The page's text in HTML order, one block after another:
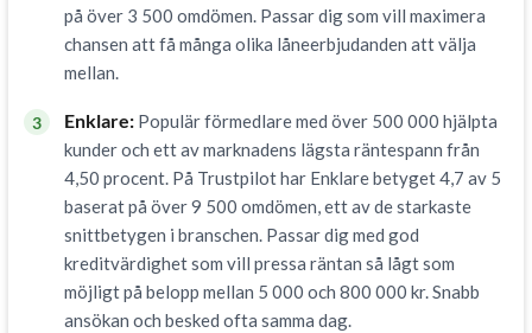
på över 3 500 omdömen. Passar dig som vill maximera
chansen att få många olika låneerbjudanden att välja
mellan.
3 Enklare: Populär förmedlare med över 500 000 hjälpta
kunder och ett av marknadens lägsta räntespann från
4,50 procent. På Trustpilot har Enklare betyget 4,7 av 5
baserat på över 9 500 omdömen, ett av de starkaste
snittbetygen i branschen. Passar dig med god
kreditvärdighet som vill pressa räntan så lågt som
möjligt på belopp mellan 5 000 och 800 000 kr. Snabb
ansökan och besked ofta samma dag.